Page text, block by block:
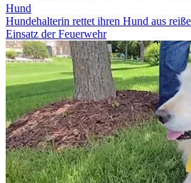
Hund
Hundehalterin rettet ihren Hund aus
Einsatz der Feuerwehr